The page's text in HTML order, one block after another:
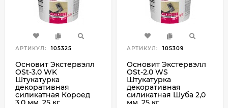
АРТИКУЛ: 105325
Основит Экстервэлл
OSt-3.0 WK
Штукатурка
декоративная
силикатная Короед
3,0 мм, 25 кг.
АРТИКУЛ: 105309
Основит Экстервэлл
OSt-2.0 WS
Штукатурка
декоративная
силикатная Шуба 2,0
мм, 25 кг.